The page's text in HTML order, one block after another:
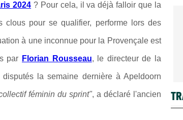
2024 ? Pour cela, il va déjà falloir que la
pour se qualifier, performe lors des
à une inconnue pour la Provençale est
par Florian Rousseau, le directeur de la
la semaine dernière à Apeldoorn
féminin du sprint", a déclaré l'ancien